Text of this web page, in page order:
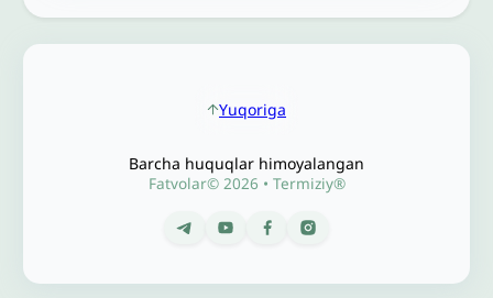
Yuqoriga
Barcha huquqlar himoyalangan
Fatvolar© 2026 • Termiziy®